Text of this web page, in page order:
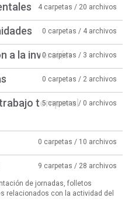
4 carpetas / 20 archivos
0 carpetas / 4 archivos
a la inversión0 carpetas / 3 archivos
0 carpetas / 2 archivos
temporal
5 carpetas / 0 archivos
0 carpetas / 10 archivos
9 carpetas / 28 archivos
de jornadas, folletos
relacionados con la actividad del